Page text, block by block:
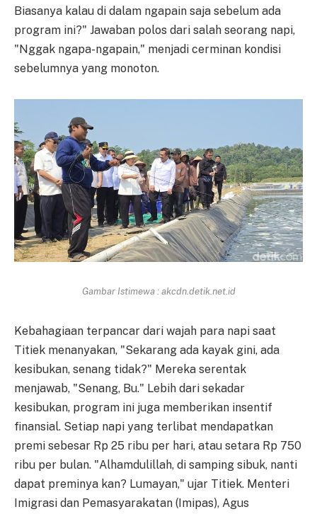
Biasanya kalau di dalam ngapain saja sebelum ada
program ini?" Jawaban polos dari salah seorang napi,
"Nggak ngapa-ngapain," menjadi cerminan kondisi
sebelumnya yang monoton.
Gambar Istimewa : akcdn.detik.net.id
Kebahagiaan terpancar dari wajah para napi saat
Titiek menanyakan, "Sekarang ada kayak gini, ada
kesibukan, senang tidak?" Mereka serentak
menjawab, "Senang, Bu." Lebih dari sekadar
kesibukan, program ini juga memberikan insentif
finansial. Setiap napi yang terlibat mendapatkan
premi sebesar Rp 25 ribu per hari, atau setara Rp 750
ribu per bulan. "Alhamdulillah, di samping sibuk, nanti
dapat preminya kan? Lumayan," ujar Titiek. Menteri
Imigrasi dan Pemasyarakatan (Imipas), Agus